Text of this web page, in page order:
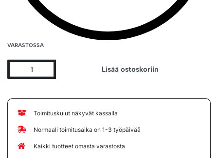
VARASTOSSA
Lisää ostoskoriin
Toimituskulut näkyvät kassalla
Normaali toimitusaika on 1-3 työpäivää
Kaikki tuotteet omasta varastosta